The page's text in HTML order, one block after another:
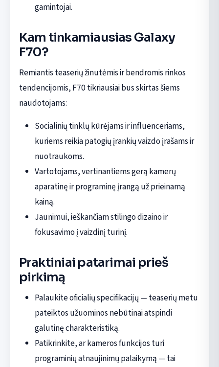
gamintojai.
Kam tinkamiausias Galaxy
F70?
Remiantis teaserių žinutėmis ir bendromis rinkos
tendencijomis, F70 tikriausiai bus skirtas šiems
naudotojams:
Socialinių tinklų kūrėjams ir influenceriams,
kuriems reikia patogių įrankių vaizdo įrašams ir
nuotraukoms.
Vartotojams, vertinantiems gerą kamerų
aparatinę ir programinę įrangą už prieinamą
kainą.
Jaunimui, ieškančiam stilingo dizaino ir
fokusavimo į vaizdinį turinį.
Praktiniai patarimai prieš
pirkimą
Palaukite oficialių specifikacijų — teaserių metu
pateiktos užuominos nebūtinai atspindi
galutinę charakteristiką.
Patikrinkite, ar kameros funkcijos turi
programinių atnaujinimų palaikymą — tai